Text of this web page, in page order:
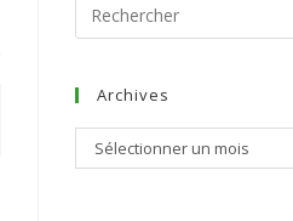
Archives
Sélectionner un mois